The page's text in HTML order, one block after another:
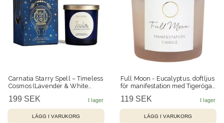
Carnatia Starry Spell – Timeless
Cosmos (Lavender & White
199 SEK
Full Moon - Eucalyptus, doftljus
för manifestation med Tigeröga
119 SEK